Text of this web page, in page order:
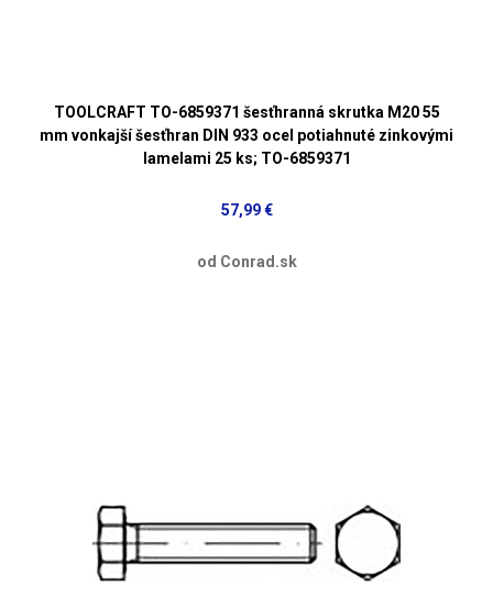
TOOLCRAFT TO-6859371 šesťhranná skrutka M20 55
mm vonkajší šesťhran DIN 933 ocel potiahnuté zinkovými
lamelami 25 ks; TO-6859371
57,99 €
od Conrad.sk